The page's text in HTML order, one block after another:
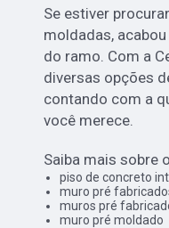
Se estiver
moldadas,
do ramo. Com a
diversas opções
contando com a
você merece.
Saiba mais sobre
piso de concreto
muro pré
muros pré
muro pré moldado